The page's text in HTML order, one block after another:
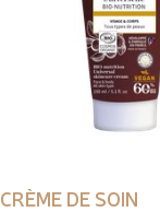
CRÈME DE SOIN